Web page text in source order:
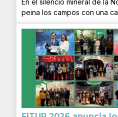
peina los campos con una